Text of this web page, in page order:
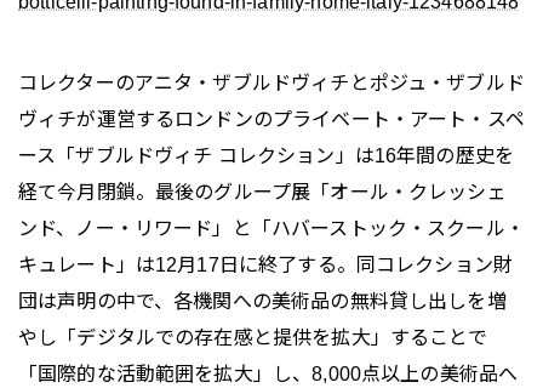
コレクターのアニタ・ザブルドヴィチとポジュ・ザブルド
ヴィチが運営するロンドンのプライベート・アート・スペ
ース「ザブルドヴィチ コレクション」は16年間の歴史を
経て今月閉鎖。最後のグループ展「オール・クレッシェ
ンド、ノー・リワード」と「ハバーストック・スクール・
キュレート」は12月17日に終了する。同コレクション財
団は声明の中で、各機関への美術品の無料貸し出しを増
やし「デジタルでの存在感と提供を拡大」することで
「国際的な活動範囲を拡大」し、8,000点以上の美術品へ